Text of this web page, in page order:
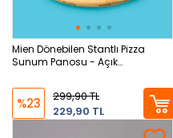
Mien Dönebilen Stantlı Pizza
Sunum Panosu - Açık
%23
299,90 TL
229,90 TL